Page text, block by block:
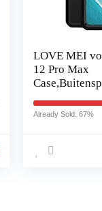
LOVE MEI
12 Pro Max
Tank Metalen
Already Sold: 67%